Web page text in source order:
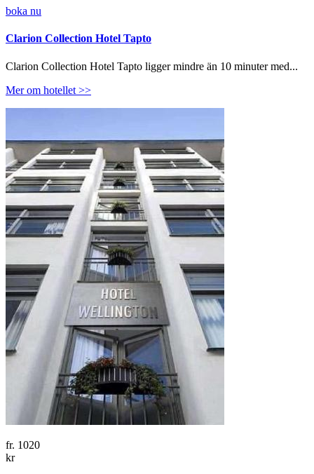
boka nu
Clarion Collection Hotel Tapto
Clarion Collection Hotel Tapto ligger mindre än 10 minuter med...
Mer om hotellet >>
fr. 1020
kr